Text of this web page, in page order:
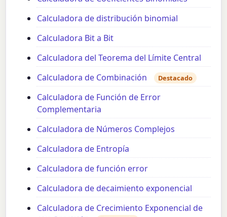
Calculadora de distribución binomial
Calculadora Bit a Bit
Calculadora del Teorema del Límite Central
Calculadora de Combinación
Destacado
Calculadora de Función de Error
Complementaria
Calculadora de Números Complejos
Calculadora de Entropía
Calculadora de función error
Calculadora de decaimiento exponencial
Calculadora de Crecimiento Exponencial de